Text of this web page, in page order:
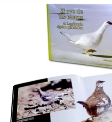
múltiples
variantes.
Las
opciones
se
pueden
elegir
en
la
página
de
producto